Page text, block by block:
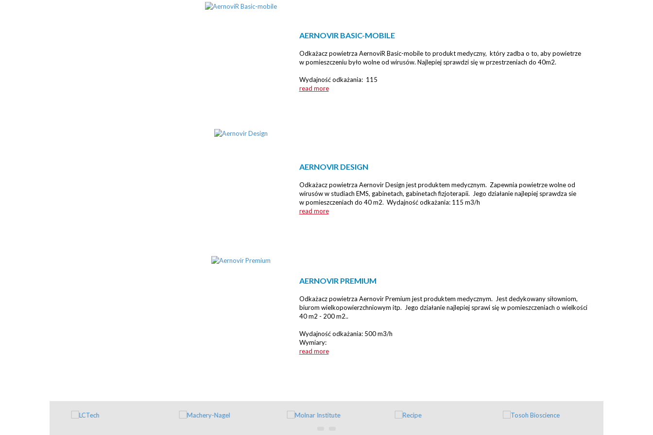
AERNOVIR BASIC-MOBILE
Odkażacz powietrza AernoviR Basic-mobile to produkt medyczny, który zadba o to, aby powietrze
w pomieszczeniu było wolne od wirusów. Najlepiej sprawdzi się w przestrzeniach do 40m2.
Wydajność odkażania: 115
read more
AERNOVIR DESIGN
Odkażacz powietrza Aernovir Design jest produktem medycznym. Zapewnia powietrze wolne od
wirusów w studiach EMS, gabinetach, gabinetach fizjoterapii. Jego działanie najlepiej sprawdza sie
w pomieszczeniach do 40 m2. Wydajność odkażania: 115 m3/h
read more
AERNOVIR PREMIUM
Odkażacz powietrza Aernovir Premium jest produktem medycznym. Jest dedykowany siłowniom,
biurom wielkopowierzchniowym itp. Jego działanie najlepiej sprawi się w pomieszczeniach o wielkości
40 m2 - 200 m2..
Wydajność odkażania: 500 m3/h
Wymiary:
read more